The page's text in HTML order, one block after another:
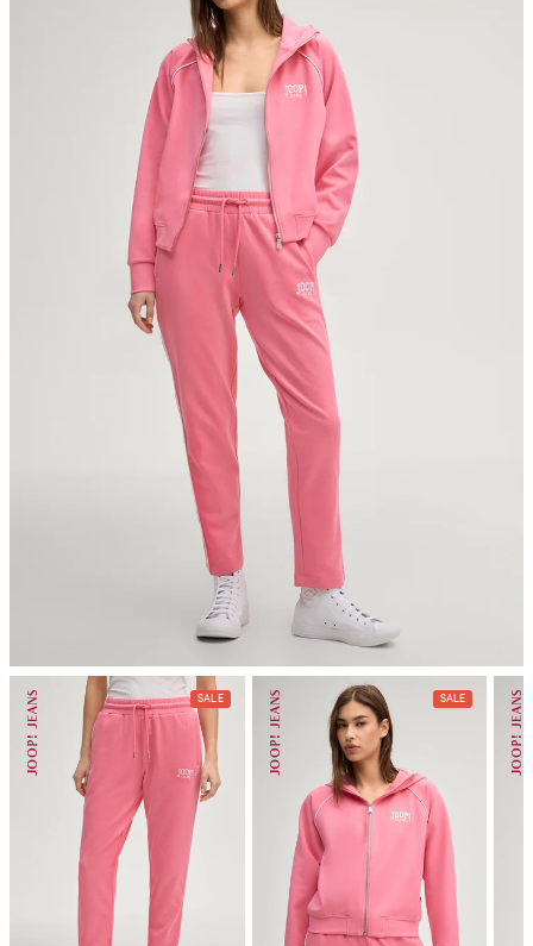
nicht Trommeltrocknen
Bügeln bei geringer Temperatur
Sonnenwiesenstrasse 21